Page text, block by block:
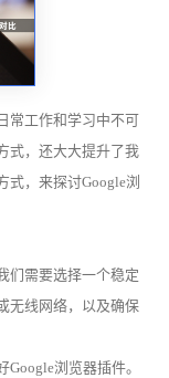
常工作和学习中不可
式，还大大提升了我
式，来探讨Google浏
们需要选择一个稳定
无线网络，以及确保
浏览器插件。